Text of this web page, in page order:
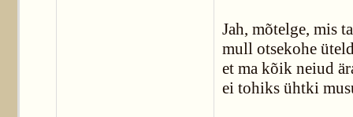
Jah, mõtelge, mis
mull otsekohe
et ma kõik neiud
ei tohiks ühtki